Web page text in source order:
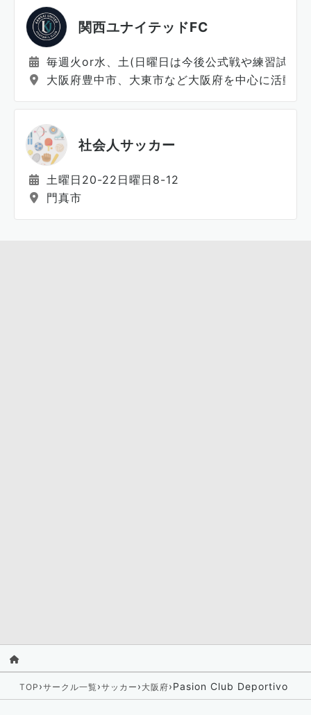
関西ユナイテッドFC
毎週火or水、土(日曜日は今後公式戦や練習試合
大阪府豊中市、大東市など大阪府を中心に活動
社会人サッカー
土曜日20-22日曜日8-12
門真市
TOP ›サークル一覧›サッカー › 大阪府›Pasion Club Deportivo